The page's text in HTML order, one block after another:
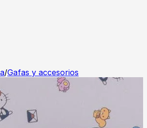
/Gafas y accesorios